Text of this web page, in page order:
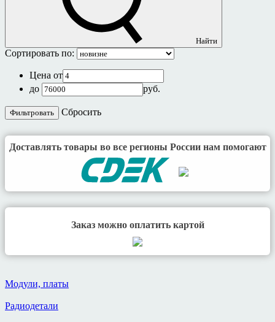
Найти
Сортировать по:
Цена от
до
руб.
Cбросить
Доставлять товары во все регионы России нам помогают
Заказ можно оплатить картой
Модули, платы
Радиодетали